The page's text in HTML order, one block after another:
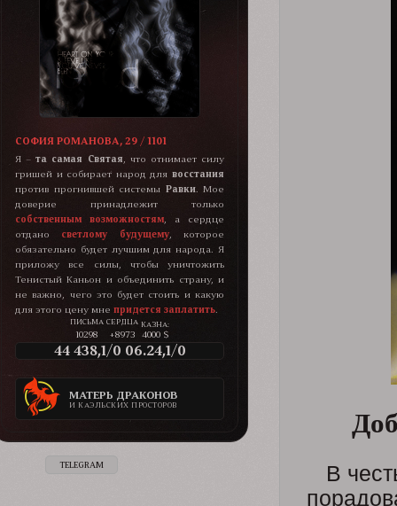
СОФИЯ РОМАНОВА, 29 / 1101
Я –та самая Святая , что отнимает силу
гришей и собирает народ для восстания
против прогнившей системы Равки. Мое
доверие принадлежит только
собственным возможностям , а сердце
отдано светлому будущему, которое
обязательно будет лучшим для народа. Я
приложу все силы, чтобы уничтожить
Тенистый Каньон и объединить страну, и
не важно, чего это будет стоить и какую
для этого цену мне придется заплатить
10298 +8973
КАЗНА:
4000 $
44 438,1/0 06.24,1/0
МАТЕРЬ ДРАКОНОВ
И КАЭЛЬСКИХ ПРОСТОРОВ
TELEGRAM
В